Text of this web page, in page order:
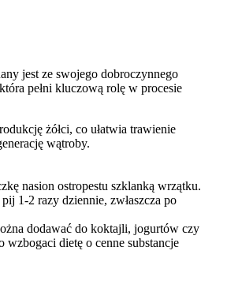
jest ze swojego dobroczynnego
pełni kluczową rolę w procesie
żółci, co ułatwia trawienie
wątroby.
nasion ostropestu szklanką wrzątku.
1-2 razy dziennie, zwłaszcza po
dodawać do koktajli, jogurtów czy
wzbogaci dietę o cenne substancje